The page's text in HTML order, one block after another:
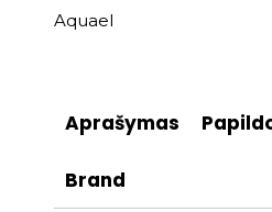
Aquael
Aprašymas
Brand